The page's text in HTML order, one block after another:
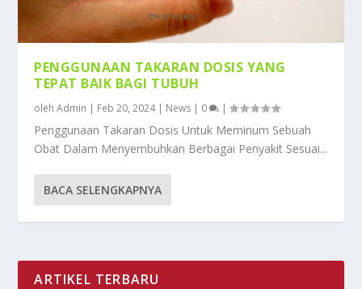
PENGGUNAAN TAKARAN DOSIS YANG
TEPAT BAIK BAGI TUBUH
olehAdmin | Feb 20, 2024| News | 0 |
Penggunaan Takaran Dosis Untuk Meminum Sebuah
Obat Dalam Menyembuhkan Berbagai Penyakit Sesuai...
BACA SELENGKAPNYA
ARTIKEL TERBARU